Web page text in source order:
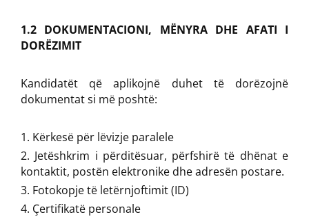
1.2 DOKUMENTACIONI, MËNYRA DHE AFATI I
DORËZIMIT
Kandidatët që aplikojnë duhet të dorëzojnë
dokumentat si më poshtë:
Kërkesë për lëvizje paralele
Jetëshkrim i përditësuar, përfshirë të dhënat e
kontaktit, postën elektronike dhe adresën postare.
Fotokopje të letërnjoftimit (ID)
Çertifikatë personale